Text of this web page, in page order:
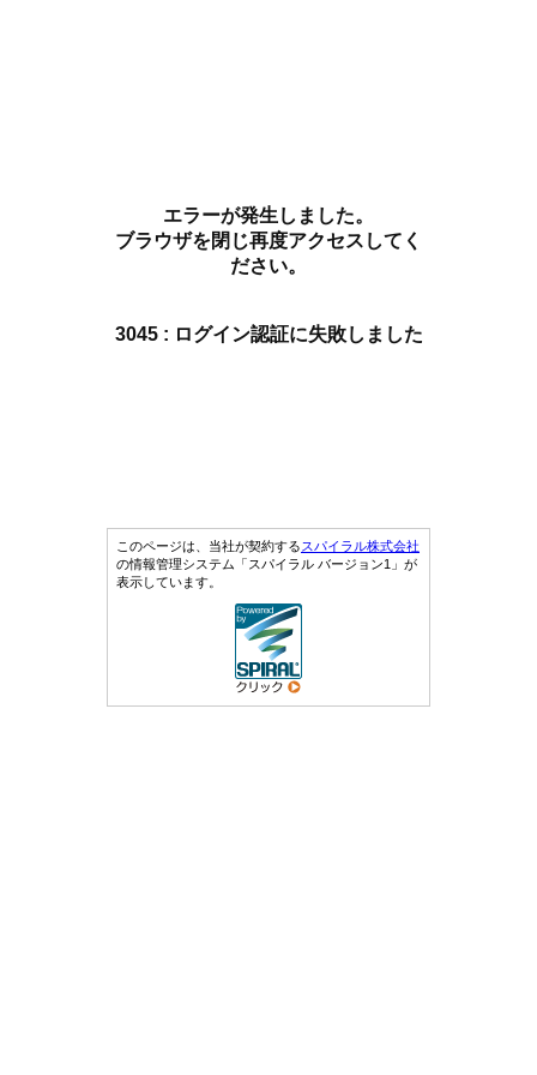
エラーが発生しました。
ブラウザを閉じ再度アクセスしてく
ださい。
3045 : ログイン認証に失敗しました
このページは、当社が契約するスパイラル株式会社
の情報管理システム「スパイラル バージョン1」が
表示しています。